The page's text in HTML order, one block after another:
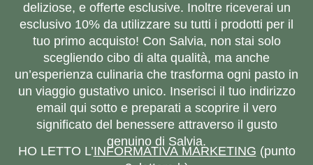
deliziose, e offerte esclusive. Inoltre riceverai un
esclusivo 10% da utilizzare su tutti i prodotti per il
tuo primo acquisto! Con Salvia, non stai solo
scegliendo cibo di alta qualità, ma anche
un’esperienza culinaria che trasforma ogni pasto in
un viaggio gustativo unico. Inserisci il tuo indirizzo
email qui sotto e preparati a scoprire il vero
significato del benessere attraverso il gusto
genuino di Salvia.
HO LETTO L’INFORMATIVA MARKETING (punto